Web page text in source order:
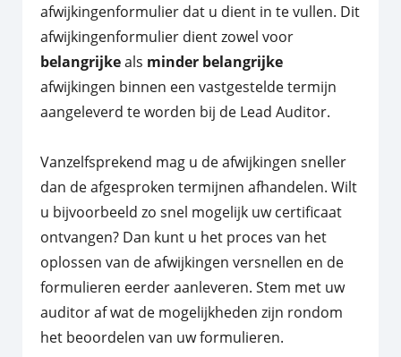
afwijkingenformulier dat u dient in te vullen. Dit
afwijkingenformulier dient zowel voor
belangrijkeals minder belangrijke
afwijkingen binnen een vastgestelde termijn
aangeleverd te worden bij de Lead Auditor.
Vanzelfsprekend mag u de afwijkingen sneller
dan de afgesproken termijnen afhandelen. Wilt
u bijvoorbeeld zo snel mogelijk uw certificaat
ontvangen? Dan kunt u het proces van het
oplossen van de afwijkingen versnellen en de
formulieren eerder aanleveren. Stem met uw
auditor af wat de mogelijkheden zijn rondom
het beoordelen van uw formulieren.